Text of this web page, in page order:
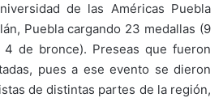
de las Américas Puebla
Puebla cargando 23 medallas (9
de bronce). Preseas que fueron
pues a ese evento se dieron
de distintas partes de la región,